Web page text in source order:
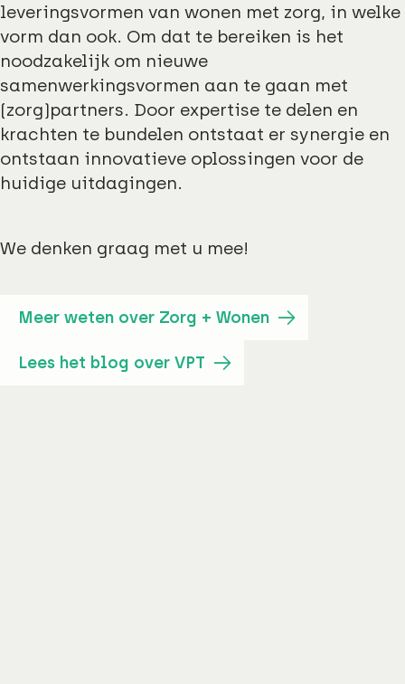
leveringsvormen van wonen met zorg, in welke
vorm dan ook. Om dat te bereiken is het
noodzakelijk om nieuwe
samenwerkingsvormen aan te gaan met
(zorg)partners. Door expertise te delen en
krachten te bundelen ontstaat er synergie en
ontstaan innovatieve oplossingen voor de
huidige uitdagingen.
We denken graag met u mee!
Meer weten over Zorg + Wonen
Lees het blog over VPT